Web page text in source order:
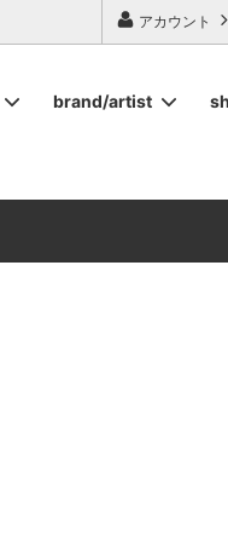
器,雅峰窯やソルテグラス
アカウント
brand/artist